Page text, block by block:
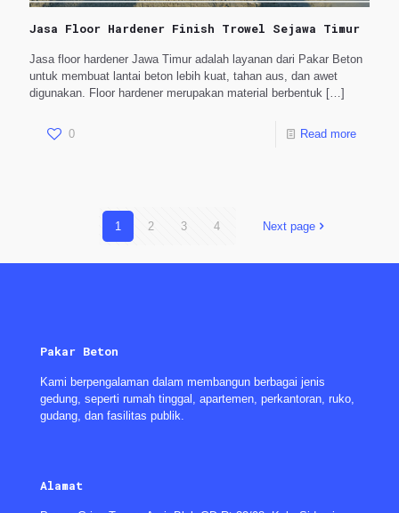
Jasa Floor Hardener Finish Trowel Sejawa Timur
Jasa floor hardener Jawa Timur adalah layanan dari Pakar Beton
untuk membuat lantai beton lebih kuat, tahan aus, dan awet
digunakan. Floor hardener merupakan material berbentuk […]
0 Read more
1 2 3 4 Next page
Pakar Beton
Kami berpengalaman dalam membangun berbagai jenis
gedung, seperti rumah tinggal, apartemen, perkantoran, ruko,
gudang, dan fasilitas publik.
Alamat